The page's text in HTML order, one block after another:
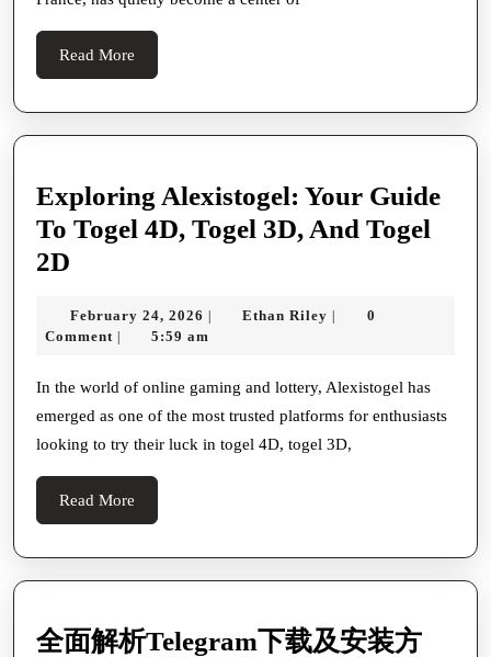
Culture,
And
Sound
Collide
Read More
More
Exploring Alexistogel: Your Guide
To Togel 4D, Togel 3D, And Togel
2D
Your
To
Togel
4D,
Togel
3D,
And
Togel
2D
February 24, 2026 February
24,
| Ethan Riley Ethan
|
0
Comment | 5:59 am
In the world of online gaming and lottery, Alexistogel has
emerged as one of the most trusted platforms for enthusiasts
looking to try their luck in togel 4D, togel 3D,
Read More
More
全面解析Telegram下载及安装方